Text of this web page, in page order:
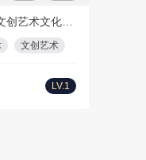
文创艺术
LV.1